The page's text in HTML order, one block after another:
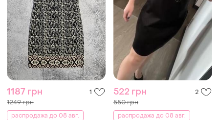
1187 грн 1
1249 грн
распродажа до 08 авг.
522 грн 2
550 грн
распродажа до 08 авг.